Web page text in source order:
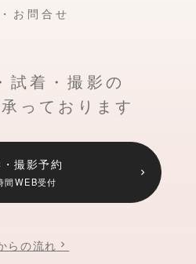
お問合せ
試着・撮影の
っております
撮影予約
間WEB受付
らの流れ